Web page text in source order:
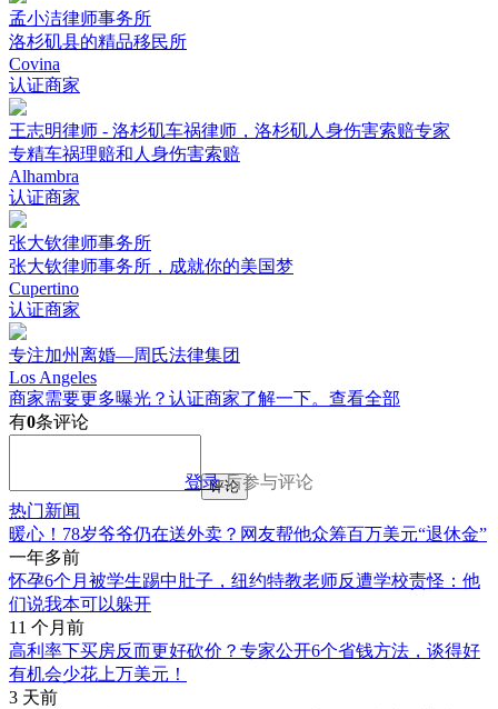
孟小洁律师事务所
洛杉矶县的精品移民所
Covina
认证商家
王志明律师 - 洛杉矶车祸律师，洛杉矶人身伤害索赔专家
专精车祸理赔和人身伤害索赔
Alhambra
认证商家
张大钦律师事务所
张大钦律师事务所，成就你的美国梦
Cupertino
认证商家
专注加州离婚—周氏法律集团
Los Angeles
商家需要更多曝光？认证商家了解一下。 查看全部
有0条评论
登录后参与评论
评论
热门新闻
暖心！78岁爷爷仍在送外卖？网友帮他众筹百万美元“退休金”
一年多前
怀孕6个月被学生踢中肚子，纽约特教老师反遭学校责怪：他
们说我本可以躲开
11 个月前
高利率下买房反而更好砍价？专家公开6个省钱方法，谈得好
有机会少花上万美元！
3 天前